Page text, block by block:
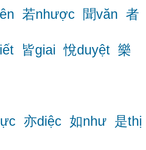
若nhược 聞văn 者
皆giai 悅duyệt 樂
亦diệc 如như 是thị